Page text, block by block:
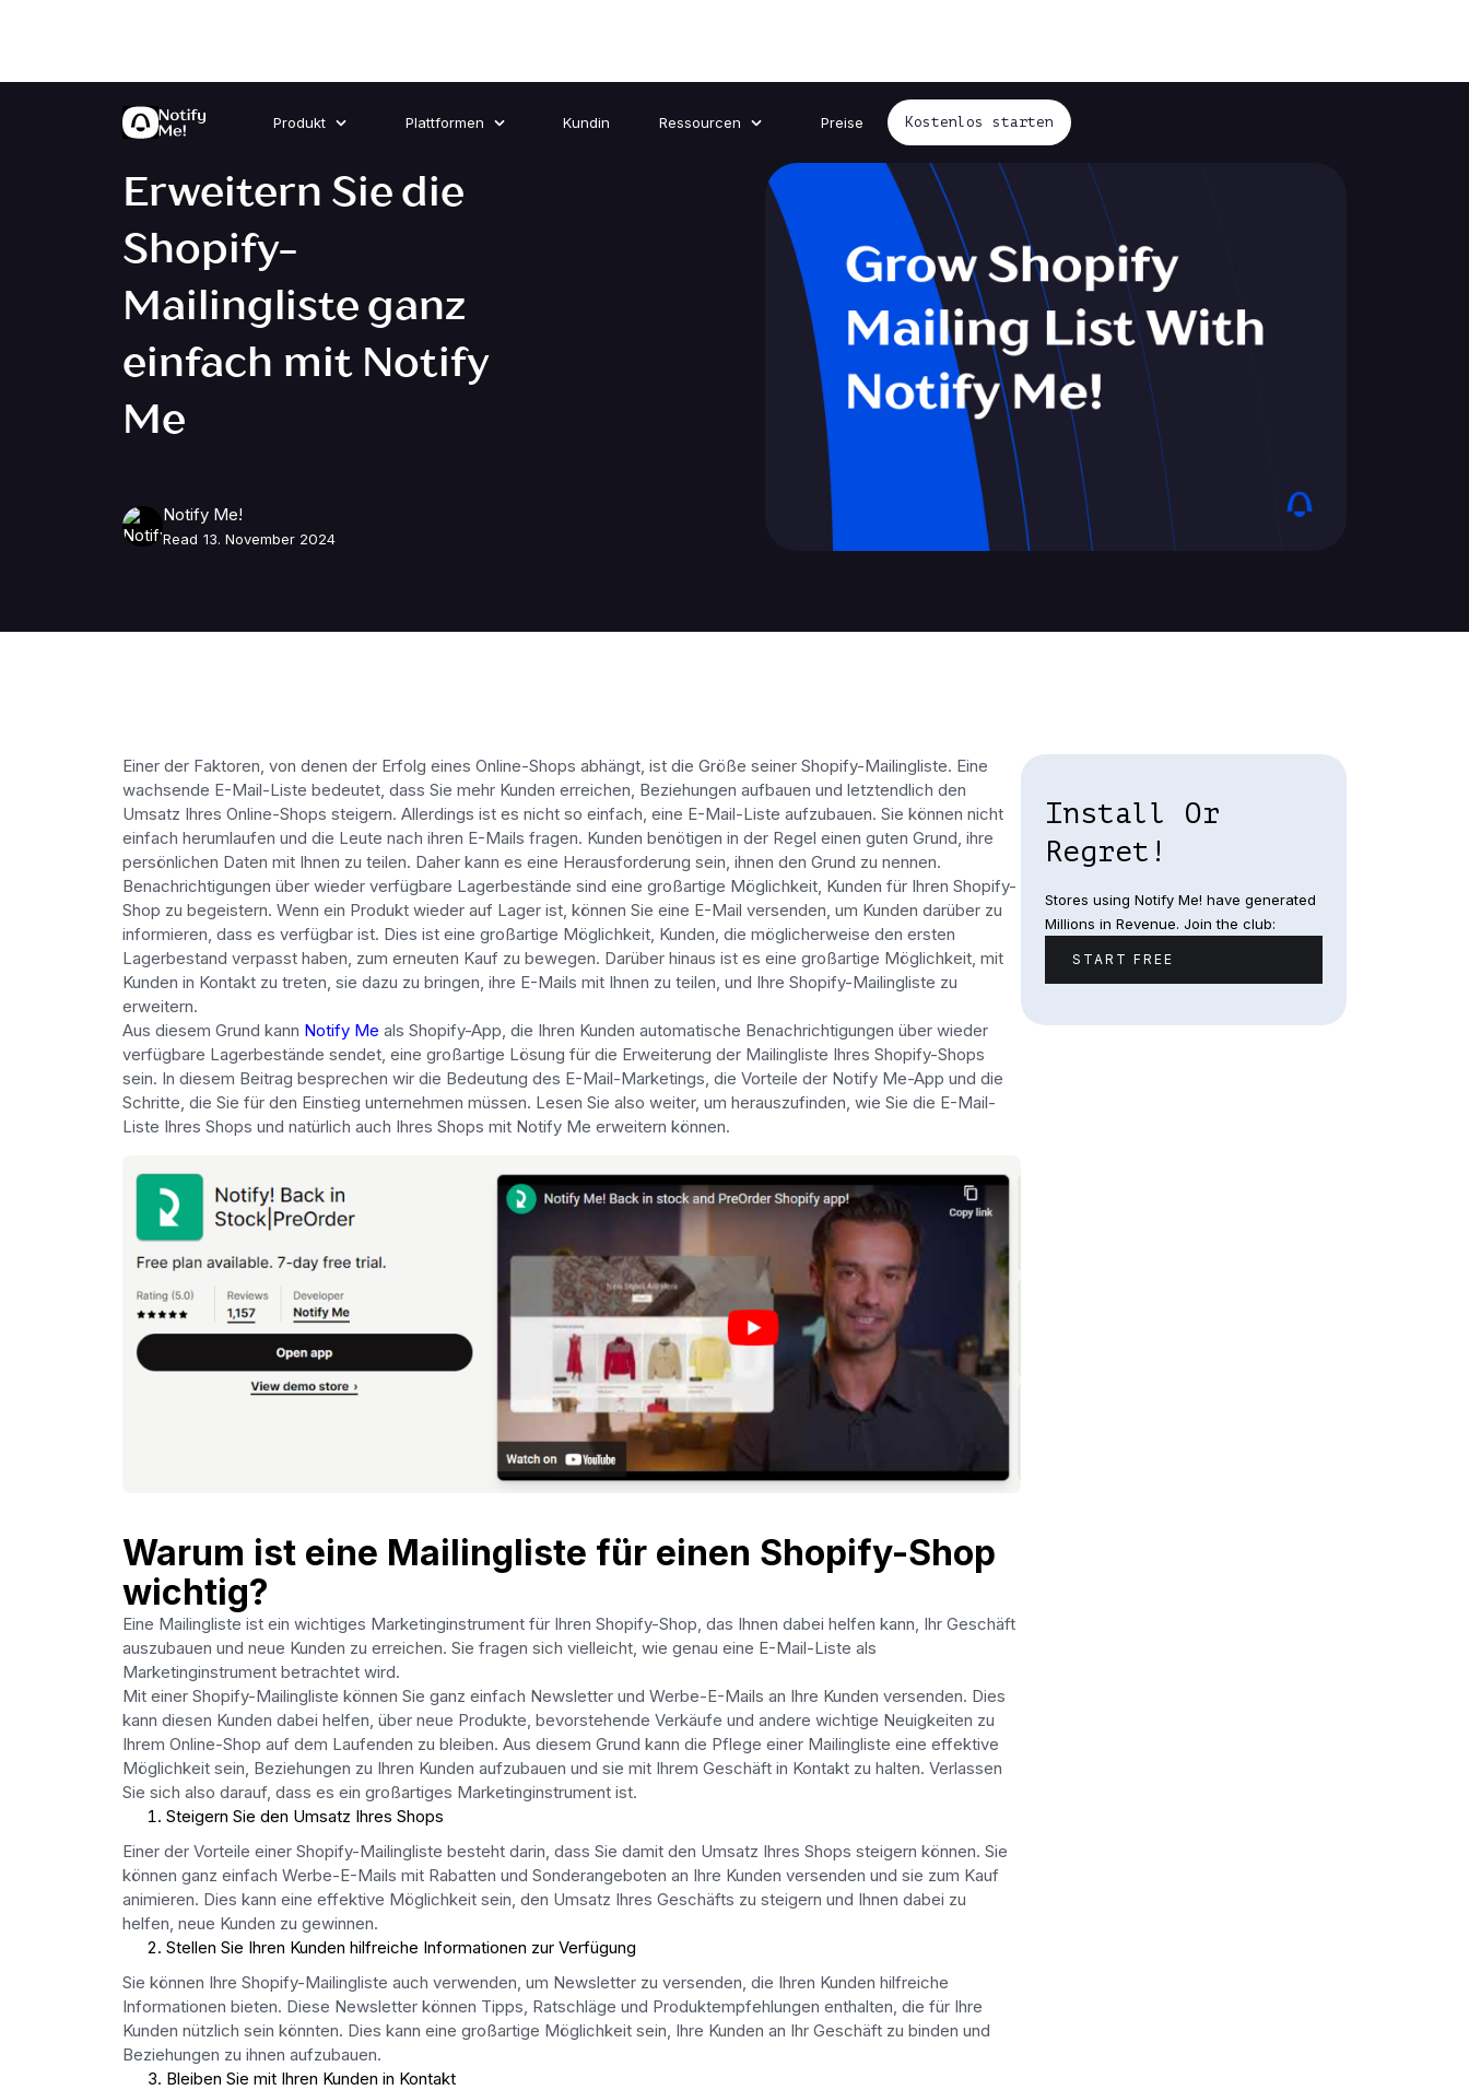
Produkt Plattformen Kundin Ressourcen Preise Kostenlos starten
Erweitern Sie die
Shopify-
Mailingliste ganz
einfach mit Notify
Me
Notify Me!
Read 13. November 2024
Einer der Faktoren, von denen der Erfolg eines Online-Shops abhängt, ist die Größe seiner Shopify-Mailingliste. Eine
wachsende E-Mail-Liste bedeutet, dass Sie mehr Kunden erreichen, Beziehungen aufbauen und letztendlich den
Umsatz Ihres Online-Shops steigern. Allerdings ist es nicht so einfach, eine E-Mail-Liste aufzubauen. Sie können nicht
einfach herumlaufen und die Leute nach ihren E-Mails fragen. Kunden benötigen in der Regel einen guten Grund, ihre
persönlichen Daten mit Ihnen zu teilen. Daher kann es eine Herausforderung sein, ihnen den Grund zu nennen.
Benachrichtigungen über wieder verfügbare Lagerbestände sind eine großartige Möglichkeit, Kunden für Ihren Shopify-
Shop zu begeistern. Wenn ein Produkt wieder auf Lager ist, können Sie eine E-Mail versenden, um Kunden darüber zu
informieren, dass es verfügbar ist. Dies ist eine großartige Möglichkeit, Kunden, die möglicherweise den ersten
Lagerbestand verpasst haben, zum erneuten Kauf zu bewegen. Darüber hinaus ist es eine großartige Möglichkeit, mit
Kunden in Kontakt zu treten, sie dazu zu bringen, ihre E-Mails mit Ihnen zu teilen, und Ihre Shopify-Mailingliste zu
erweitern.
Aus diesem Grund kann Notify Me als Shopify-App, die Ihren Kunden automatische Benachrichtigungen über wieder
verfügbare Lagerbestände sendet, eine großartige Lösung für die Erweiterung der Mailingliste Ihres Shopify-Shops
sein. In diesem Beitrag besprechen wir die Bedeutung des E-Mail-Marketings, die Vorteile der Notify Me-App und die
Schritte, die Sie für den Einstieg unternehmen müssen. Lesen Sie also weiter, um herauszufinden, wie Sie die E-Mail-
Liste Ihres Shops und natürlich auch Ihres Shops mit Notify Me erweitern können.
Warum ist eine Mailingliste für einen Shopify-Shop
wichtig?
Eine Mailingliste ist ein wichtiges Marketinginstrument für Ihren Shopify-Shop, das Ihnen dabei helfen kann, Ihr Geschäft
auszubauen und neue Kunden zu erreichen. Sie fragen sich vielleicht, wie genau eine E-Mail-Liste als
Marketinginstrument betrachtet wird.
Mit einer Shopify-Mailingliste können Sie ganz einfach Newsletter und Werbe-E-Mails an Ihre Kunden versenden. Dies
kann diesen Kunden dabei helfen, über neue Produkte, bevorstehende Verkäufe und andere wichtige Neuigkeiten zu
Ihrem Online-Shop auf dem Laufenden zu bleiben. Aus diesem Grund kann die Pflege einer Mailingliste eine effektive
Möglichkeit sein, Beziehungen zu Ihren Kunden aufzubauen und sie mit Ihrem Geschäft in Kontakt zu halten. Verlassen
Sie sich also darauf, dass es ein großartiges Marketinginstrument ist.
Steigern Sie den Umsatz Ihres Shops
Einer der Vorteile einer Shopify-Mailingliste besteht darin, dass Sie damit den Umsatz Ihres Shops steigern können. Sie
können ganz einfach Werbe-E-Mails mit Rabatten und Sonderangeboten an Ihre Kunden versenden und sie zum Kauf
animieren. Dies kann eine effektive Möglichkeit sein, den Umsatz Ihres Geschäfts zu steigern und Ihnen dabei zu
helfen, neue Kunden zu gewinnen.
Stellen Sie Ihren Kunden hilfreiche Informationen zur Verfügung
Sie können Ihre Shopify-Mailingliste auch verwenden, um Newsletter zu versenden, die Ihren Kunden hilfreiche
Informationen bieten. Diese Newsletter können Tipps, Ratschläge und Produktempfehlungen enthalten, die für Ihre
Kunden nützlich sein könnten. Dies kann eine großartige Möglichkeit sein, Ihre Kunden an Ihr Geschäft zu binden und
Beziehungen zu ihnen aufzubauen.
Bleiben Sie mit Ihren Kunden in Kontakt
Install Or
Regret!
Stores using Notify Me! have generated
Millions in Revenue. Join the club:
START FREE